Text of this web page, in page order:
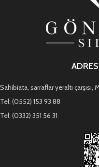
Sahibiata, sarraflar yeraltı
Tel: (0552) 153 93 88
Tel: (0332) 351 56 31